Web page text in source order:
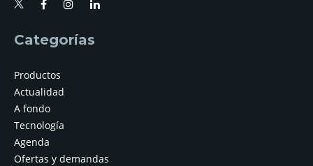
Categorías
Productos
Actualidad
A fondo
Tecnología
Agenda
Ofertas y demandas